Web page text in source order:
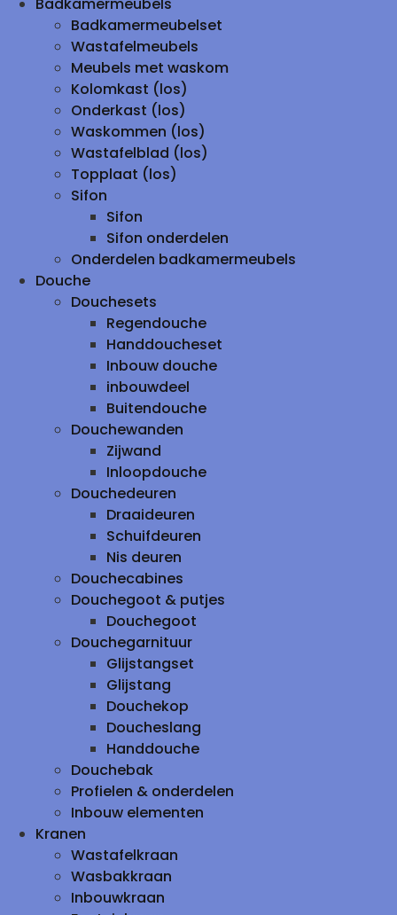
Badkamermeubelset
Wastafelmeubels
Meubels met waskom
Kolomkast (los)
Onderkast (los)
Waskommen (los)
Wastafelblad (los)
Topplaat (los)
Sifon
Sifon
Sifon onderdelen
Onderdelen badkamermeubels
Douche
Douchesets
Regendouche
Handdoucheset
Inbouw douche
inbouwdeel
Buitendouche
Douchewanden
Zijwand
Inloopdouche
Douchedeuren
Draaideuren
Schuifdeuren
Nis deuren
Douchecabines
Douchegoot & putjes
Douchegoot
Douchegarnituur
Glijstangset
Glijstang
Douchekop
Doucheslang
Handdouche
Douchebak
Profielen & onderdelen
Inbouw elementen
Kranen
Wastafelkraan
Wasbakkraan
Inbouwkraan